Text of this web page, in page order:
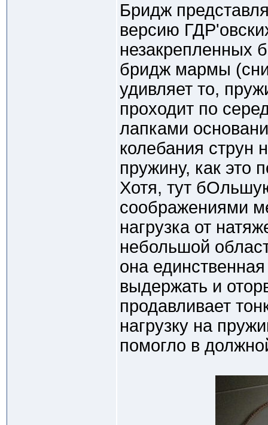
Бридж
версию
незакрепленных
бридж мармы
удивляет то,
проходит по
лапками
колебания струн
пружину, как это
Хотя, тут
соображениями
нагрузка от
небольшой
она
выдержать и
продавливает
нагрузку на
помогло в